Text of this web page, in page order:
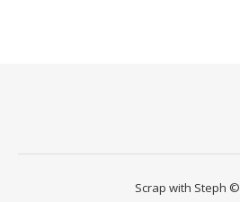
Scrap with Steph